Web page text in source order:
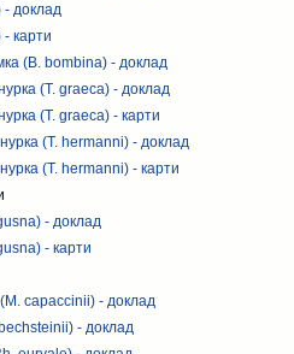
- доклад
карти
(B. bombina) - доклад
(T. graeca) - доклад
(T. graeca) - карти
(T. hermanni) - доклад
(T. hermanni) - карти
- доклад
- карти
capaccinii) - доклад
- доклад